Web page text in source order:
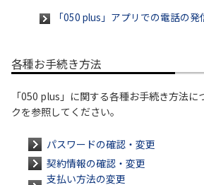
「050 plus」アプリでの電話の発
各種お手続き方法
「050 plus」に関する各種お手続き方法
クを参照してください。
パスワードの確認・変更
契約情報の確認・変更
支払い方法の変更